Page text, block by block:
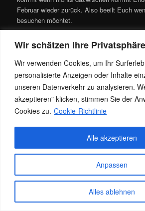
Wir schätzen Ihre Privatsphäre
Wir verwenden Cookies, um Ihr
personalisierte Anzeigen oder Inhalte
unseren Datenverkehr zu analysieren.
akzeptieren" klicken, stimmen Sie der
Cookies zu. Cookie-Richtlinie
Anpassen
Alles ablehnen
Alle akzeptieren
Februar wieder zurück. Also beeilt Euch
besuchen möchtet.
Dieser Eintrag wurde von Jacky
ein Lesezeichen für denPermalink.
Datenschutz Stolz präsentiert